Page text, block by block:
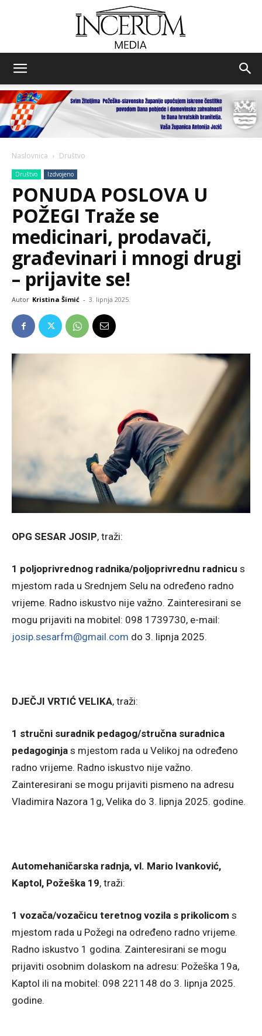
media
Naslovnica Društvo
Društvo Izdvojeno
PONUDA POSLOVA U
POŽEGI Traže se
medicinari, prodavači,
građevinari i mnogi drugi
– prijavite se!
Autor Kristina Šimić - 3. lipnja 2025.
OPG SESAR JOSIP, traži:
1 poljoprivrednog radnika/poljoprivrednu radnicu s
mjestom rada u Srednjem Selu na određeno radno
vrijeme. Radno iskustvo nije važno. Zainteresirani se
mogu prijaviti na mobitel: 098 1739730, e-mail:
josip.sesarfm@gmail.com do 3. lipnja 2025.
DJEČJI VRTIĆ VELIKA, traži:
1 stručni suradnik pedagog/stručna suradnica
pedagoginja s mjestom rada u Velikoj na određeno
radno vrijeme. Radno iskustvo nije važno.
Zainteresirani se mogu prijaviti pismeno na adresu
Vladimira Nazora 1g, Velika do 3. lipnja 2025. godine.
Automehaničarska radnja, vl. Mario Ivanković,
Kaptol, Požeška 19, traži:
1 vozača/vozačicu teretnog vozila s prikolicom s
mjestom rada u Požegi na određeno radno vrijeme.
Radno iskustvo 1 godina. Zainteresirani se mogu
prijaviti osobnim dolaskom na adresu: Požeška 19a,
Kaptol ili na mobitel: 098 221148 do 3. lipnja 2025.
godine.